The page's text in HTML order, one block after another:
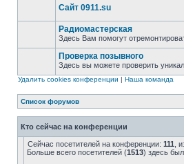
Сайт 0911.su
Радиомастерская
Здесь Вам помогут
Проверка позывного
Здесь вы можете проверить
Удалить cookies конференции | Наша команда
Список форумов
Кто сейчас на конференции
Сейчас посетителей на конференции: 111 ,
Больше всего посетителей (1513) здесь